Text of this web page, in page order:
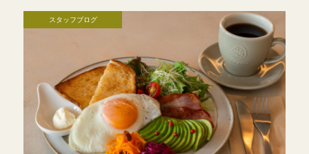
スタッフブログ